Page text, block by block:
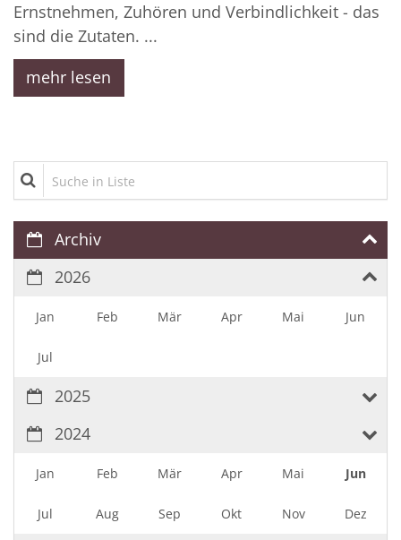
Ernstnehmen, Zuhören und Verbindlichkeit - das
sind die Zutaten. ...
mehr lesen
Suche in Liste
Archiv
2026
Jan Feb Mär Apr Mai Jun
Jul
2025
2024
Jan Feb Mär Apr Mai Jun
Jul Aug Sep Okt Nov Dez